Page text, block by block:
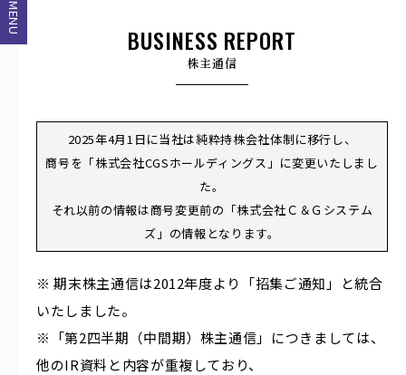
BUSINESS REPORT
株主通信
MENU
2025年4月1日に当社は純粋持株会社体制に移行し、
商号を「株式会社CGSホールディングス」に変更いたしまし
た。
それ以前の情報は商号変更前の「株式会社Ｃ＆Ｇシステム
ズ」の情報となります。
※ 期末株主通信は2012年度より「招集ご通知」と統合
いたしました。
※「第2四半期（中間期）株主通信」につきましては、
他のIR資料と内容が重複しており、